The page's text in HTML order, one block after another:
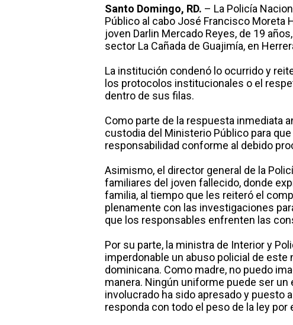
Santo Domingo, RD. – La Policía
Público al cabo José Francisco Moreta
joven Darlin Mercado Reyes, de 19
sector La Cañada de Guajimía, en
La institución condenó lo ocurrido y
los protocolos institucionales o el
dentro de sus filas.
Como parte de la respuesta inmediata
custodia del Ministerio Público para
responsabilidad conforme al debido
Asimismo, el director general de la
familiares del joven fallecido, donde
familia, al tiempo que les reiteró el
plenamente con las investigaciones
que los responsables enfrenten las
Por su parte, la ministra de Interior y
imperdonable un abuso policial de este
dominicana. Como madre, no puedo
manera. Ningún uniforme puede ser un
involucrado ha sido apresado y puesto
responda con todo el peso de la ley por